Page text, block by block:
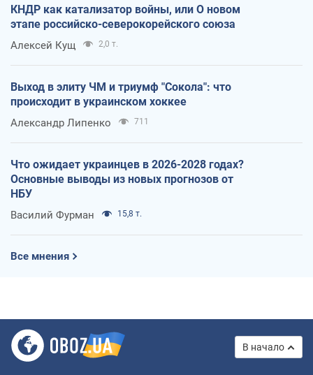
КНДР как катализатор войны, или О новом
этапе российско-северокорейского союза
Алексей Кущ 2,0 т.
Выход в элиту ЧМ и триумф "Сокола": что
происходит в украинском хоккее
Александр Липенко 711
Что ожидает украинцев в 2026-2028 годах?
Основные выводы из новых прогнозов от
НБУ
Василий Фурман 15,8 т.
Все мнения
В начало